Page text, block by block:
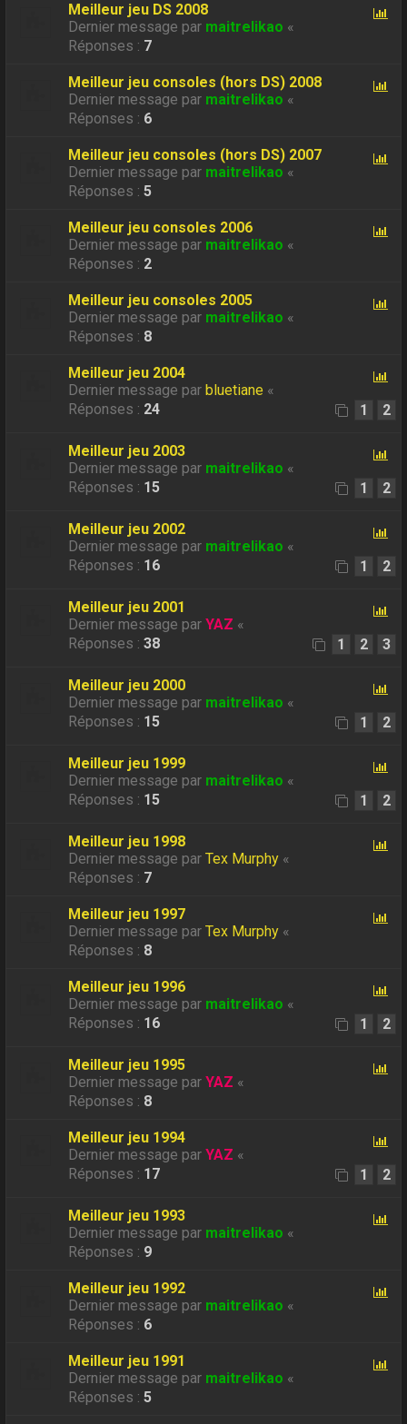
Meilleur jeu DS 2008
Dernier message par maitrelikao «
Réponses : 7
Meilleur jeu consoles (hors DS) 2008
Dernier message par maitrelikao «
Réponses : 6
Meilleur jeu consoles (hors DS) 2007
Dernier message par maitrelikao «
Réponses :5
Meilleur jeu consoles 2006
Dernier message par maitrelikao «
Réponses : 2
Meilleur jeu consoles 2005
Dernier message par maitrelikao «
Réponses : 8
Meilleur jeu 2004
Dernier message par bluetiane «
Réponses : 24 1 2
Meilleur jeu 2003
Dernier message par maitrelikao «
Réponses : 15 1 2
Meilleur jeu 2002
Dernier message par maitrelikao «
Réponses : 16 1 2
Meilleur jeu 2001
Dernier message parYAZ «
Réponses :38 1 2 3
Meilleur jeu 2000
Dernier message par maitrelikao «
Réponses : 15 1 2
Meilleur jeu 1999
Dernier message par maitrelikao «
Réponses : 15 1 2
Meilleur jeu 1998
Dernier message parTex Murphy «
Réponses : 7
Meilleur jeu 1997
Dernier message parTex Murphy «
Réponses : 8
Meilleur jeu 1996
Dernier message par maitrelikao «
Réponses : 16 1 2
Meilleur jeu 1995
Dernier message parYAZ «
Réponses : 8
Meilleur jeu 1994
Dernier message parYAZ «
Réponses : 17 1 2
Meilleur jeu 1993
Dernier message par maitrelikao «
Réponses : 9
Meilleur jeu 1992
Dernier message par maitrelikao «
Réponses : 6
Meilleur jeu 1991
Dernier message par maitrelikao «
Réponses :5